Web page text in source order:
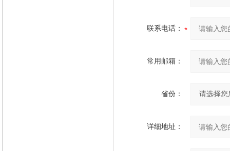
联系电话：
常用邮箱：
省份：
详细地址：